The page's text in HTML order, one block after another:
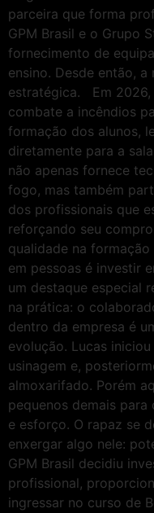
parceira que forma
GPM Brasil e o Grupo
fornecimento de
ensino. Desde então,
estratégica. Em 2026,
combate a incêndios
formação dos alunos,
diretamente para a
não apenas fornece
fogo, mas também
dos profissionais que
reforçando seu
qualidade na
em pessoas é investir
um destaque especial
na prática: o
dentro da empresa é
evolução. Lucas
usinagem e,
almoxarifado. Porém
pequenos demais
e esforço. O rapaz se
enxergar algo nele:
GPM Brasil decidiu
profissional,
ingressar no curso de